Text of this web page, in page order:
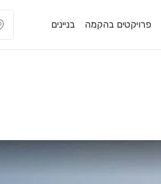
פרויקטים בהקמה בניינים